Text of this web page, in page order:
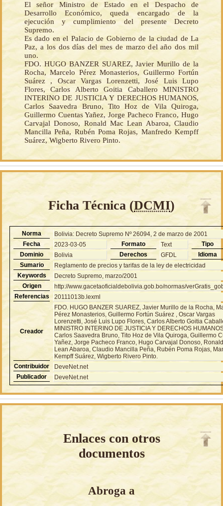
El señor Ministro de Estado en el Despacho de
Desarrollo Económico, queda encargado de la
ejecución y cumplimiento del presente Decreto
Supremo.
Es dado en el Palacio de Gobierno de la ciudad de La
Paz, a los dos días del mes de marzo del año dos mil
uno.
FDO. HUGO BANZER SUAREZ, Javier Murillo de la
Rocha, Marcelo Pérez Monasterios, Guillermo Fortún
Suárez , Oscar Vargas Lorenzetti, José Luis Lupo
Flores, Carlos Alberto Goitia Caballero MINISTRO
INTERINO DE JUSTICIA Y DERECHOS HUMANOS,
Carlos Saavedra Bruno, Tito Hoz de Vila Quiroga,
Guillermo Cuentas Yañez, Jorge Pacheco Franco, Hugo
Carvajal Donoso, Ronald Mac Lean Abaroa, Claudio
Mancilla Peña, Rubén Poma Rojas, Manfredo Kempff
Suárez, Wigberto Rivero Pinto.
Ficha Técnica (DCMI)
Norma
Bolivia: Decreto Supremo Nº 26094, 2 de marzo de 2001
Fecha
2023-03-05 Formato Text
Tipo
Dominio
Bolivia Derechos GFDL
Idioma
Sumario
Reglamento de precios y tarifas de la ley de electricidad
Keywords
Decreto Supremo, marzo/2001
Origen
http://www.gacetaoficialdebolivia.gob.bo/normas/
Referencias
20111013b.lexml
Creador
FDO. HUGO BANZER SUAREZ, Javier Murillo de la Rocha,
Pérez Monasterios, Guillermo Fortún Suárez , Oscar Vargas
Lorenzetti, José Luis Lupo Flores, Carlos Alberto Goitia
MINISTRO INTERINO DE JUSTICIA Y DERECHOS
Carlos Saavedra Bruno, Tito Hoz de Vila Quiroga, Guillermo
Yañez, Jorge Pacheco Franco, Hugo Carvajal Donoso,
Lean Abaroa, Claudio Mancilla Peña, Rubén Poma Rojas,
Kempff Suárez, Wigberto Rivero Pinto.
Contribuidor
DeveNet.net
Publicador
DeveNet.net
Enlaces con otros
documentos
Abroga a